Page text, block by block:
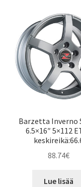
Barzetta Inverno
6.5×16″ 5×112
88.74€
Lue lisää